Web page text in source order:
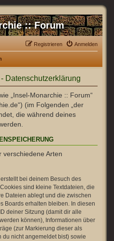
:: Forum
Anmelden
Registrieren
Datenschutzerklärung
„Insel-Monarchie :: Forum“
(im Folgenden „der
die während deines
verschiedene Arten
bei deinem Besuch des
sind kleine Textdateien, die
Dateien ablegt und die zwischen
Boards erhalten bleiben. In diesen
deiner Sitzung (damit dir alle
können), Informationen über
(zur Markierung dieser als
nicht angemeldet bist) sowie